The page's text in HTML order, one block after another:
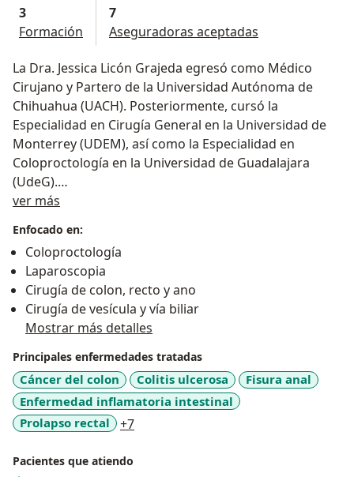
3
Formación
7
Aseguradoras aceptadas
La Dra. Jessica Licón Grajeda egresó como Médico
Cirujano y Partero de la Universidad Autónoma de
Chihuahua (UACH). Posteriormente, cursó la
Especialidad en Cirugía General en la Universidad de
Monterrey (UDEM), así como la Especialidad en
Coloproctología en la Universidad de Guadalajara
(UdeG).
- Hemorroides
- Fístula Anal
- Rectocele
- Diarrea
- Incontinencia Anal
- Cáncer de Colon y Recto
- Absceso Anal
- Estreñimiento
- Quistes
- Sangrado
ver más
Enfocado en:
Coloproctología
Laparoscopia
Cirugía de colon, recto y ano
Cirugía de vesícula y vía biliar
Mostrar más detalles
Principales enfermedades tratadas
Cáncer del colon Colitis ulcerosa
Fisura anal
Enfermedad inflamatoria intestinal
Prolapso rectal
+7a11y_sr_more_diseases
Pacientes que atiendo